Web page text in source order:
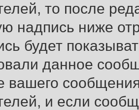
то после
надпись ниже
будет
данное
вашего
и если